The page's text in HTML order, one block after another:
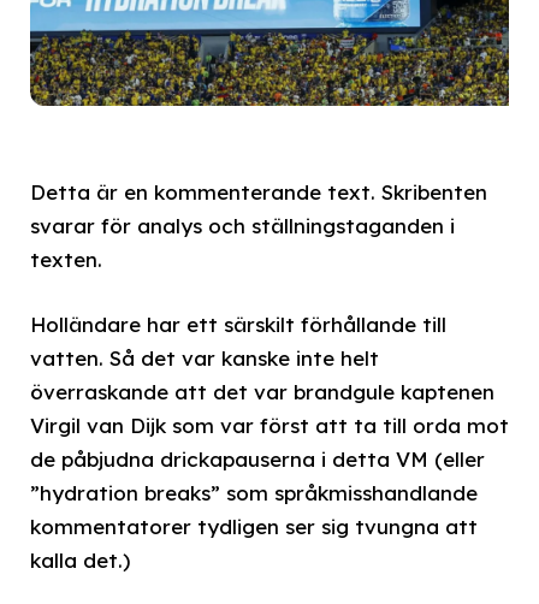
Detta är en kommenterande text. Skribenten
svarar för analys och ställningstaganden i
texten.
Holländare har ett särskilt förhållande till
vatten. Så det var kanske inte helt
överraskande att det var brandgule kaptenen
Virgil van Dijk som var först att ta till orda mot
de påbjudna drickapauserna i detta VM (eller
”hydration breaks” som språkmisshandlande
kommentatorer tydligen ser sig tvungna att
kalla det.)